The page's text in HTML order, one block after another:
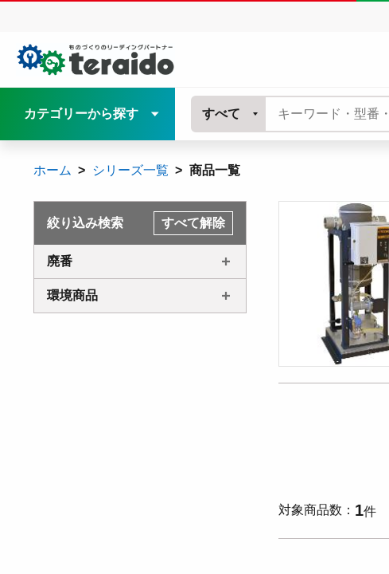
カテゴリーから探す すべて
ホーム シリーズ一覧 商品一覧
絞り込み検索 すべて解除
廃番
環境商品
対象商品数 1件